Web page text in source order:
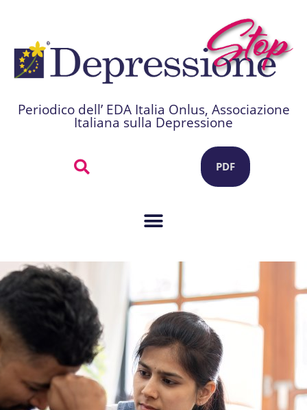
Periodico dell’ EDA Italia Onlus, Associazione
Italiana sulla Depressione
PDF